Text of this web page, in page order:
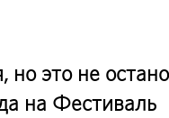
но это не
на Фестиваль